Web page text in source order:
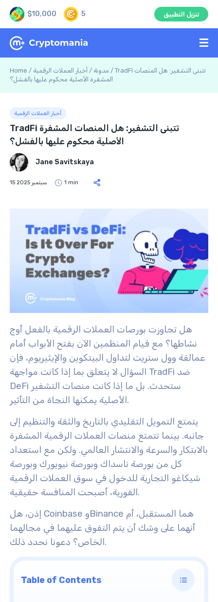
$10,000 5 تنزيل التطبيق
Home / مدونة / أخبار العملات الرقمية / TradFi تتبنى التشفير: هل المنصات
المشفرة الأصلية محكوم عليها بالفشل؟
أخبار العملات الرقمية
TradFi تتبنى التشفير: هل المنصات المشفرة
الأصلية محكوم عليها بالفشل؟
Jane Savitskaya
15 سبتمبر 2025 1 min
هل تجاوزت بورصات العملات الرقمية بالفعل أوج
نشاطها؟ مع قيام المنظمين الآن بفتح الأبواب أمام
عمالقة وول ستريت لتداول البيتكوين والإيثيريوم، فإن
السؤال لا يتعلق بما إذا كانت مواجهة TradFi ضد
DeFi ستحدث. بل ما إذا كانت منصات التشفير
الأصلية يمكنها النجاة من التأثير.
يتمتع التمويل التقليدي بالتاريخ والثقة والتنظيم إلى
جانبه. بينما تتمتع منصات العملات الرقمية المشفرة
بالابتكار والسرعة والانتشار العالمي. ولكن مع استعداد
كل من بورصة ناسداك وبورصة نيويورك وبورصة
شيكاغو التجارية للدخول في سوق العملات الرقمية
الفورية، أصبحت المنافسة حقيقية.
إذن، هل Coinbase وBinance هما المستقبل، أم
أنهما على وشك أن يتم التفوق عليهما في مجالهما
الخاص؟ دعونا نحدد ذلك.
Table of Contents